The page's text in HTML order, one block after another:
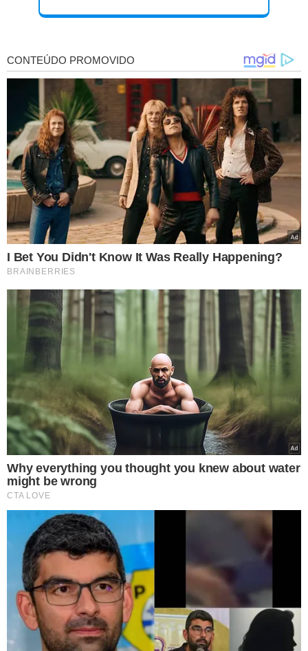
Entre os cargos exercidos por Ataelson estão os de
primeiro secretário estadual das Cidades, presidente da
Cohab-PI e diretor de Relações Institucionais do Palácio
de Karnak. Atualmente, ele é diretor administrativo do
Hospital Infantil Lucídio Portella e coordenador do Grupo
de Trabalho Eleitoral (GTE) do PT do Piauí.
A movimentação ocorre em meio às discussões internas
sobre as indicações que serão apresentadas ao PSD para
compor a chapa de Júlio César. Na última segunda-feira
(1º), o vereador Dudu Borges (PT) anunciou publicamente
que pretende disputar a vaga dentro do partido. Outro
é o da ex-vereadora de Teresina Rosário Bezerra.